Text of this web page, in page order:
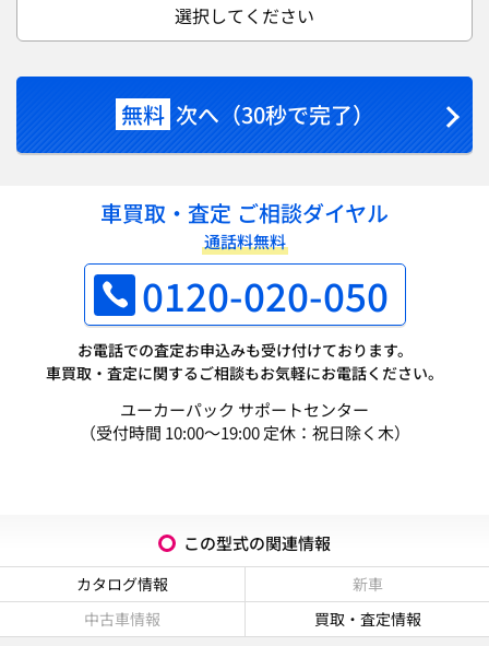
選択してください
無料 次へ（30秒で完了）
車買取・査定 ご相談ダイヤル
通話料無料
0120-020-050
お電話での査定お申込みも受け付けております。
車買取・査定に関するご相談もお気軽にお電話ください。
ユーカーパック サポートセンター
（受付時間 10:00～19:00 定休：祝日除く木）
この型式の関連情報
カタログ情報
新車
中古車情報
買取・査定情報